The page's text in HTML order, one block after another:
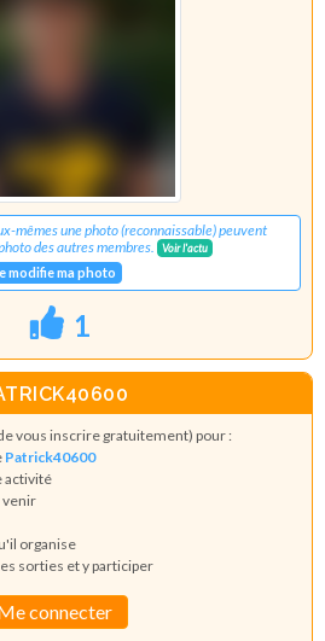
mêmes une photo (reconnaissable) peuvent
des autres membres.
Voir l'actu
modifie ma photo
1
vous inscrire gratuitement) pour :
Patrick40600
activité
venir
organise
sorties et y participer
connecter